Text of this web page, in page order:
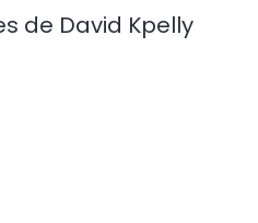
de David Kpelly